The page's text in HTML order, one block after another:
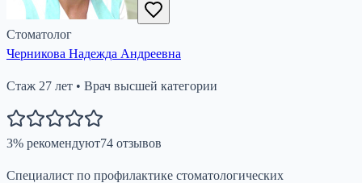
Стоматолог
Черникова Надежда Андреевна
Стаж 27 лет • Врач высшей категории
3% рекомендуют74 отзывов
Специалист по профилактике стоматологических